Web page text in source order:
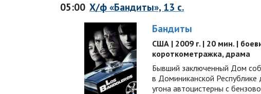
05:00 Х/ф «Бандиты», 13 с.
Бандиты
США | 2009 г. | 20 мин. |
короткометражка, драма
Бывший заключенный Дом
в Доминиканской Республике
угона автоцистерны с